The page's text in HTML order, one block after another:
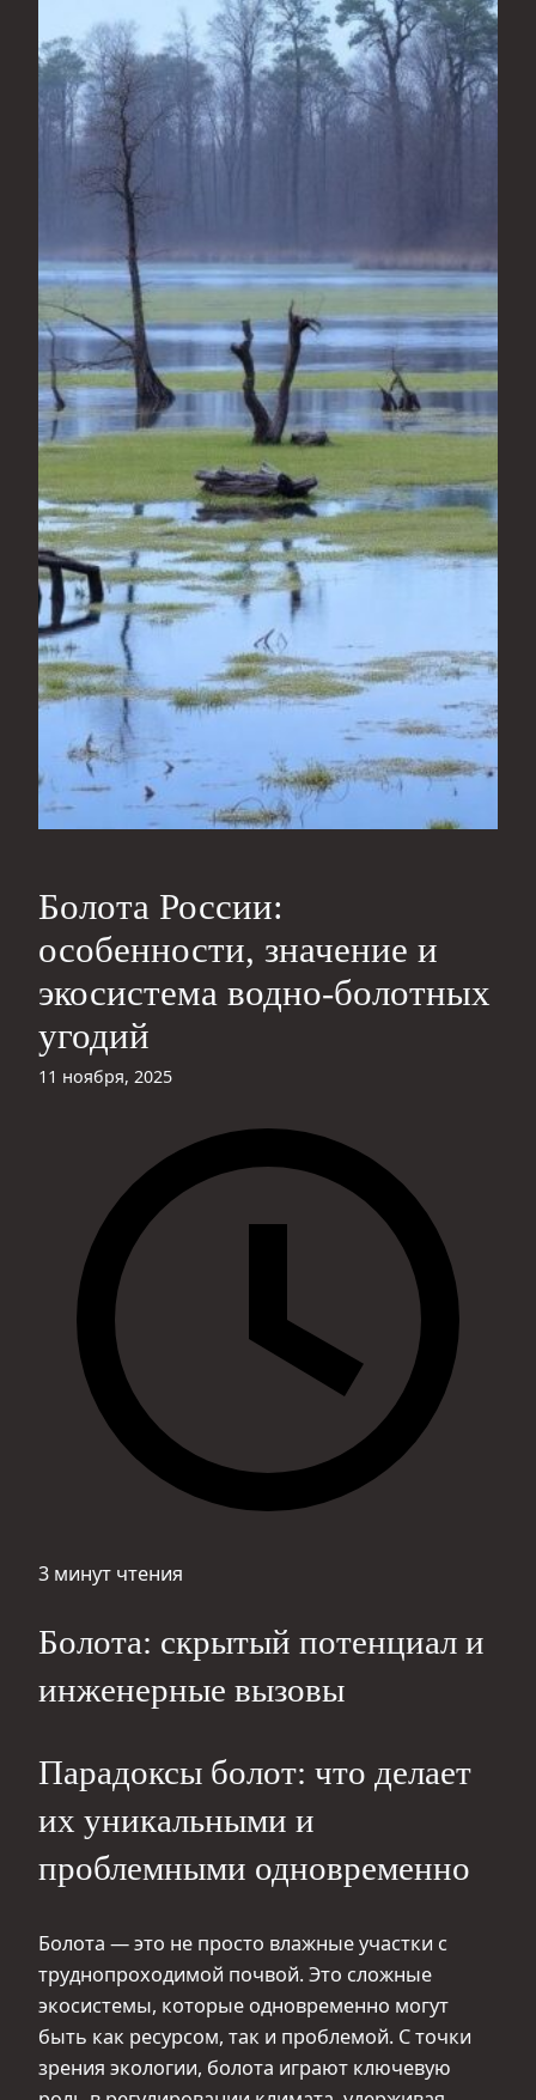
Болота России:
особенности, значение и
экосистема водно-болотных
угодий
11 ноября, 2025
3 минут чтения
Болота: скрытый потенциал и
инженерные вызовы
Парадоксы болот: что делает
их уникальными и
проблемными одновременно
Болота — это не просто влажные участки с
труднопроходимой почвой. Это сложные
экосистемы, которые одновременно могут
быть как ресурсом, так и проблемой. С точки
зрения экологии, болота играют ключевую